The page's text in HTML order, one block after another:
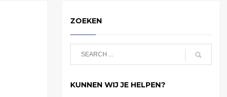
ZOEKEN
KUNNEN WIJ JE HELPEN?